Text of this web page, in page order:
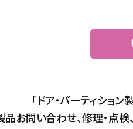
「ドア・パーティショ
お問い合わせ、修理・点検